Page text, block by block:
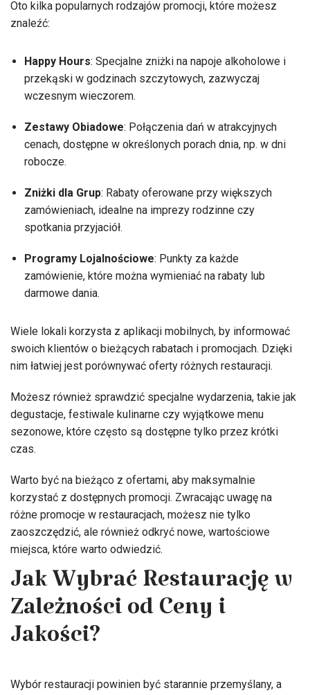
Oto kilka popularnych rodzajów promocji, które możesz
znaleźć:
Happy Hours: Specjalne zniżki na napoje alkoholowe i
przekąski w godzinach szczytowych, zazwyczaj
wczesnym wieczorem.
Zestawy Obiadowe: Połączenia dań w atrakcyjnych
cenach, dostępne w określonych porach dnia, np. w dni
robocze.
Zniżki dla Grup: Rabaty oferowane przy większych
zamówieniach, idealne na imprezy rodzinne czy
spotkania przyjaciół.
Programy Lojalnościowe: Punkty za każde
zamówienie, które można wymieniać na rabaty lub
darmowe dania.
Wiele lokali korzysta z aplikacji mobilnych, by informować
swoich klientów o bieżących rabatach i promocjach. Dzięki
nim łatwiej jest porównywać oferty różnych restauracji.
Możesz również sprawdzić specjalne wydarzenia, takie jak
degustacje, festiwale kulinarne czy wyjątkowe menu
sezonowe, które często są dostępne tylko przez krótki
czas.
Warto być na bieżąco z ofertami, aby maksymalnie
korzystać z dostępnych promocji. Zwracając uwagę na
różne promocje w restauracjach, możesz nie tylko
zaoszczędzić, ale również odkryć nowe, wartościowe
miejsca, które warto odwiedzić.
Jak Wybrać Restaurację w
Zależności od Ceny i
Jakości?
Wybór restauracji powinien być starannie przemyślany, a